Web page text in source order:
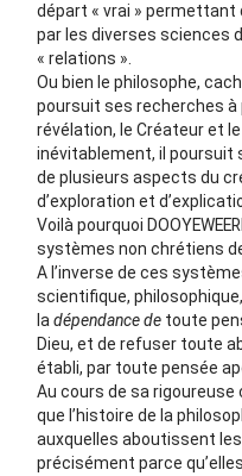
départ « vrai » permettant
par les diverses sciences
« relations ».
Ou bien le philosophe,
poursuit ses recherches à
révélation, le Créateur et
inévitablement, il poursuit
de plusieurs aspects du
d’exploration et
Voilà pourquoi
systèmes non chrétiens
A l’inverse de ces
scientifique, philosophique,
la dépendance de toute
Dieu, et de refuser toute
établi, par toute pensée
Au cours de sa rigoureuse
que l’histoire de la
auxquelles aboutissent
précisément parce